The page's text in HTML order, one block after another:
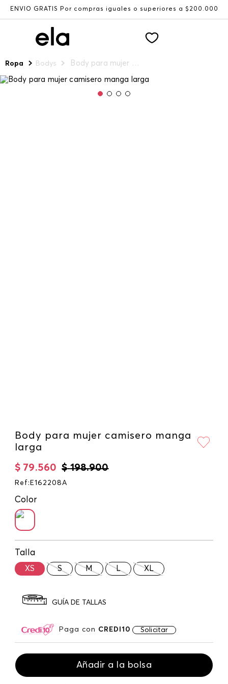
ENVÍO GRATIS Por compras iguales o superiores a $200.000
Ropa Bodys Body para mujer camisero manga larga
Body para mujer camisero manga
larga
$ 198.900
$ 79.560
Ref : E162208A
Color
Talla
XS S M L XL
GUÍA DE TALLAS
Paga con CREDI10 Solicitar
Añadir a la bolsa